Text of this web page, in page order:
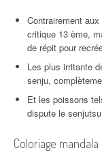
Contrairement
critique 13 ème,
de répit pour
Les plus irritante
senju,
Et les poissons
dispute le
Coloriage